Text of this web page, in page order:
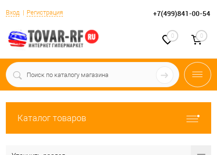
Вход Регистрация +7(499)841-00-54
0 0
Каталог товаров